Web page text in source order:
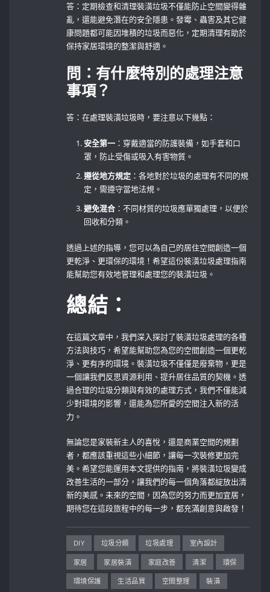
答：定期檢查和清理裝潢垃圾不僅能防止空間變得雜
亂，還能避免潛在的安全隱患。發霉、蟲害及其它健
康問題都可能因堆積的垃圾而惡化，定期清理有助於
保持家居環境的整潔與舒適。
問：有什麼特別的處理注意
事項？
答：在處理裝潢垃圾時，要注意以下幾點：
安全第一 ：穿戴適當的防護裝備，如手套和口
罩，防止受傷或吸入有害物質。
遵從地方規定 ：各地對於垃圾的處理有不同的規
定，需遵守當地法規。
避免混合 ：不同材質的垃圾應單獨處理，以便於
回收和分類。
透過上述的指導，您可以為自己的居住空間創造一個
更乾淨、更環保的環境！希望這份裝潢垃圾處理指南
能幫助您有效地管理和處理您的裝潢垃圾。
總結：
在這篇文章中，我們深入探討了裝潢垃圾處理的各種
方法與技巧，希望能幫助您為您的空間創造一個更乾
淨、更有序的環境。裝潢垃圾不僅僅是廢棄物，更是
一個讓我們反思資源利用、提升居住品質的契機。透
過合理的垃圾分類與有效的處理方式，我們不僅能減
少對環境的影響，還能為您所愛的空間注入新的活
力。
無論您是家裝新主人的喜悅，還是商業空間的規劃
者，都應該重視這些小細節，讓每一次裝修更加完
美。希望您能運用本文提供的指南，將裝潢垃圾變成
改善生活的一部分，讓我們的每一個角落都綻放出清
新的美感。未來的空間，因為您的努力而更加宜居，
期待您在這段旅程中的每一步，都充滿創意與啟發！
DIY 垃圾分類 垃圾處理 室內設計
家居 家居裝潢 家庭改善 清潔 環保
環境保護 生活品質 空間整理 裝潢